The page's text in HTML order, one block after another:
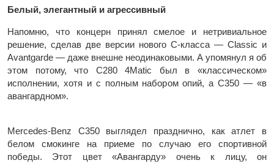
Белый, элегантный и агрессивный
Напомню, что концерн принял смелое и нетривиальное
решение, сделав две версии нового С-класса — Classic и
Avantgarde — даже внешне неодинаковыми. А упомянул я об
этом потому, что С280 4Matic был в «классическом»
исполнении, хотя и с полным набором опий, а С350 — «в
авангардном».
Mercedes-Benz C350 выглядел празднично, как атлет в
белом смокинге на приеме по случаю его спортивной
победы. Этот цвет «Авангарду» очень к лицу, он